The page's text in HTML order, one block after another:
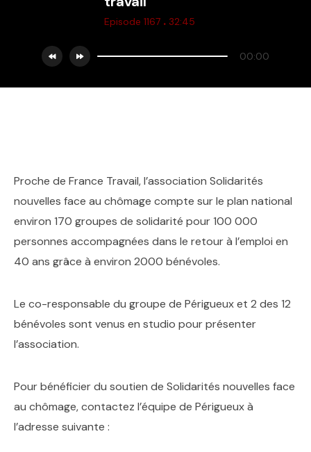
Episode 1167 . 32:45
00:00
Proche de France Travail, l’association Solidarités
nouvelles face au chômage compte sur le plan national
environ 170 groupes de solidarité pour 100 000
personnes accompagnées dans le retour à l’emploi en
40 ans grâce à environ 2000 bénévoles.
Le co-responsable du groupe de Périgueux et 2 des 12
bénévoles sont venus en studio pour présenter
l’association.
Pour bénéficier du soutien de Solidarités nouvelles face
au chômage, contactez l’équipe de Périgueux à
l’adresse suivante :